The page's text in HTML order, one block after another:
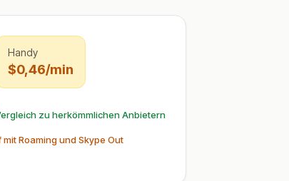
Handy
$0,46/min
zu herkömmlichen Anbietern
Roaming und Skype Out